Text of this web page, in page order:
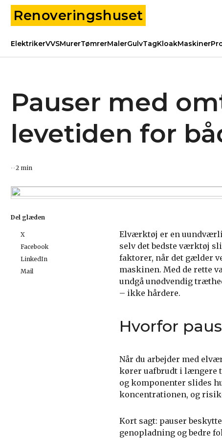
Renoveringshuset
ElektrikerVVSMurerTømrerMalerGulvTagKloakMaskiner
Pauser med
levetiden for
2 min
Elværktøj er en
selv det bedste værktøj
faktorer, når det gælder
maskinen. Med de rette
undgå unødvendig
– ikke hårdere.
Hvorfor
Når du arbejder med
kører uafbrudt i længere
og komponenter slides
koncentrationen, og
Kort sagt: pauser
genopladning og bedre
Del glæden
X
Facebook
LinkedIn
Mail